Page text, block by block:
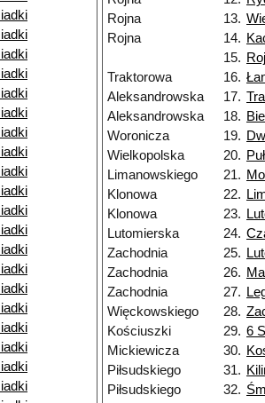
Rojna
13.
Rojna
14.
15.
Traktorowa
16.
Aleksandrowska
17.
Aleksandrowska
18.
Woronicza
19.
Wielkopolska
20.
Limanowskiego
21.
Klonowa
22.
Klonowa
23.
Lutomierska
24.
Zachodnia
25.
Zachodnia
26.
Zachodnia
27.
Więckowskiego
28.
Kościuszki
29. 6
Mickiewicza
30.
Piłsudskiego
31.
Piłsudskiego
32.